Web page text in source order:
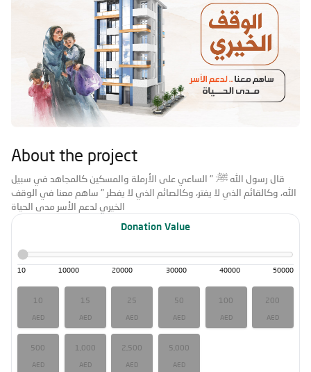
About the project
قال رسول الله ﷺ: " الساعي على الأرملة والمسكين كالمجاهد في سبيل
الله، وكالقائم الذي لا يفتر، وكالصائم الذي لا يفطر " ساهم معنا في الوقف
الخيري لدعم الأسر مدى الحياة
Donation Value
10 10000 20000 30000 40000 50000
10
AED
15
AED
25
AED
50
AED
100
AED
200
AED
500
AED
1,000
AED
2,500
AED
5,000
AED